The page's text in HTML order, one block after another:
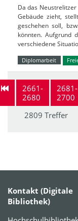
Da das
Gebäude zieht,
geschehen soll,
könnten. Aufgrund
verschiedene
Diplomarbeit
2661-
2680
2681-
2700
2809 Treffer
Kontakt (Digitale
Bibliothek)